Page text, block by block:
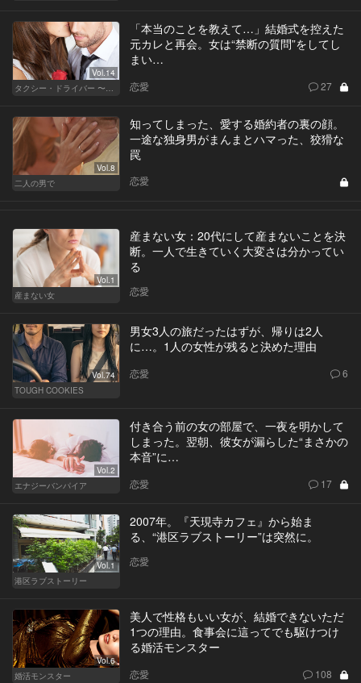
Vol.14
タクシー・ドライバー 〜柊舞香〜
「本当のことを教えて…」結婚式を控えた
元カレと再会。女は“禁断の質問”をしてし
まい…
恋愛 27
Vol.8
二人の男で
知ってしまった、愛する婚約者の裏の顔。
一途な独身男がまんまとハマった、狡猾な
罠
恋愛
Vol.1
産まない女
産まない女：20代にして産まないことを決
断。一人で生きていく大変さは分かってい
る
恋愛
Vol.74
TOUGH COOKIES
男女3人の旅だったはずが、帰りは2人
に…。1人の女性が残ると決めた理由
恋愛 6
Vol.2
エナジーバンパイア
付き合う前の女の部屋で、一夜を明かして
しまった。翌朝、彼女が漏らした“まさかの
本音”に…
恋愛 17
Vol.1
港区ラブストーリー
2007年。『天現寺カフェ』から始ま
る、“港区ラブストーリー”は突然に。
恋愛
Vol.6
婚活モンスター
美人で性格もいい女が、結婚できないただ
1つの理由。食事会に這ってでも駆けつけ
る婚活モンスター
恋愛 108